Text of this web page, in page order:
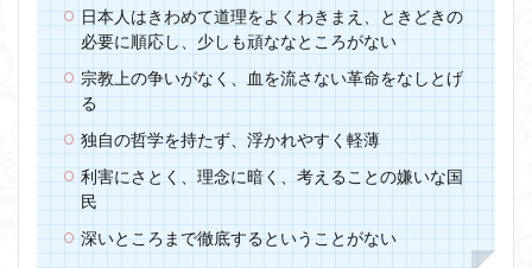
日本人はきわめて道理をよくわきまえ、ときどきの
必要に順応し、少しも頑ななところがない
宗教上の争いがなく、血を流さない革命をなしとげ
る
独自の哲学を持たず、浮かれやすく軽薄
利害にさとく、理念に暗く、考えることの嫌いな国
民
深いところまで徹底するということがない